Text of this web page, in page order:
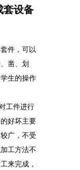
套设备
件，可以
凿、划
生的操作
工件进行
好坏主要
广，不受
工方法不
来完成，